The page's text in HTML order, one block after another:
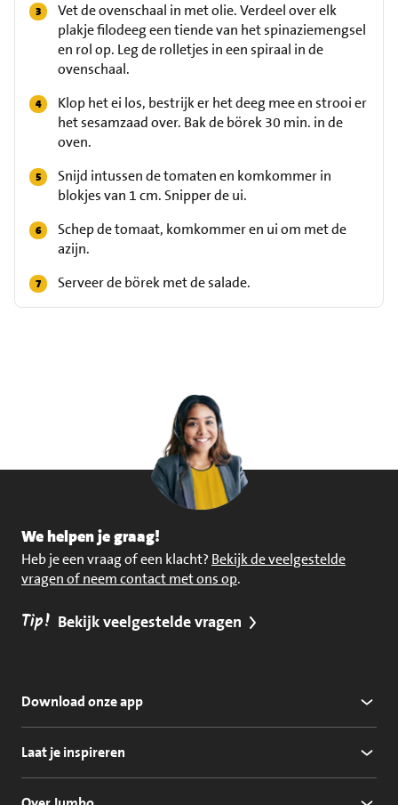
Vet de ovenschaal in met olie. Verdeel over elk
plakje filodeeg een tiende van het spinaziemengsel
en rol op. Leg de rolletjes in een spiraal in de
ovenschaal.
Klop het ei los, bestrijk er het deeg mee en strooi er
het sesamzaad over. Bak de börek 30 min. in de
oven.
Snijd intussen de tomaten en komkommer in
blokjes van 1 cm. Snipper de ui.
Schep de tomaat, komkommer en ui om met de
azijn.
Serveer de börek met de salade.
We helpen je graag!
Heb je een vraag of een klacht? Bekijk de veelgestelde
vragen of neem contact met ons op.
Tip! Bekijk veelgestelde vragen
Download onze app
Laat je inspireren